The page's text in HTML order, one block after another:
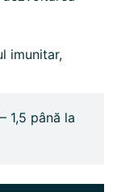
imunitar,
1,5 până la